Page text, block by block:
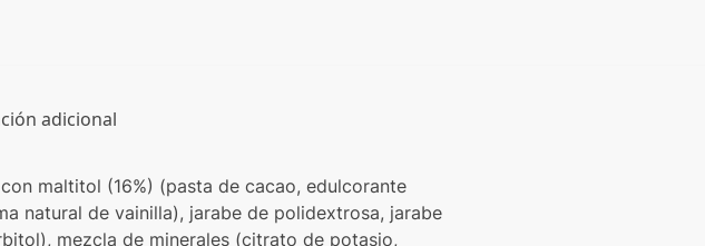
adicional
maltitol (16%) (pasta de cacao, edulcorante
natural de vainilla), jarabe de polidextrosa, jarabe
mezcla de minerales (citrato de potasio,